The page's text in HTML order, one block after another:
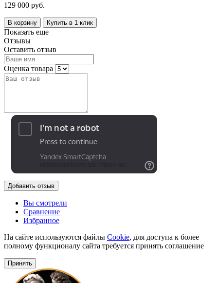
129 000 руб.
В корзину Купить в 1 клик
Показать еще
Отзывы
Оставить отзыв
Оценка товара
Добавить отзыв
Вы смотрели
Сравнение
Избранное
На сайте используются файлы Cookie, для доступа к более
полному функционалу сайта требуется принять соглашение
Принять